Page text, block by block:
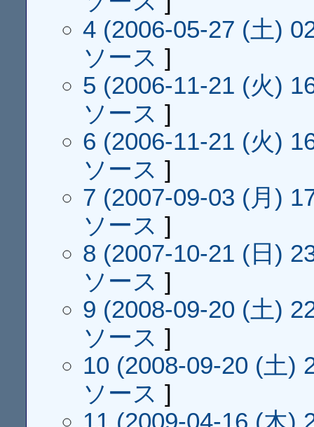
4 (2006-05-27 (土)
ソース ]
5 (2006-11-21 (火)
ソース ]
6 (2006-11-21 (火)
ソース ]
7 (2007-09-03 (月)
ソース ]
8 (2007-10-21 (日)
ソース ]
9 (2008-09-20 (土)
ソース ]
10 (2008-09-20 (土)
ソース ]
11 (2009-04-16 (木)